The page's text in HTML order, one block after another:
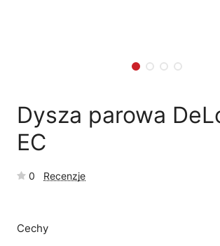
Dysza parowa
EC
0 Recenzje
Cechy